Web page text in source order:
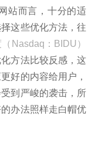
站而言，十分的适
这些优化方法，往
（Nasdaq：BIDU）
方法比较反感，这
好的内容给用户，
到严峻的袭击，所
办法照样走白帽优